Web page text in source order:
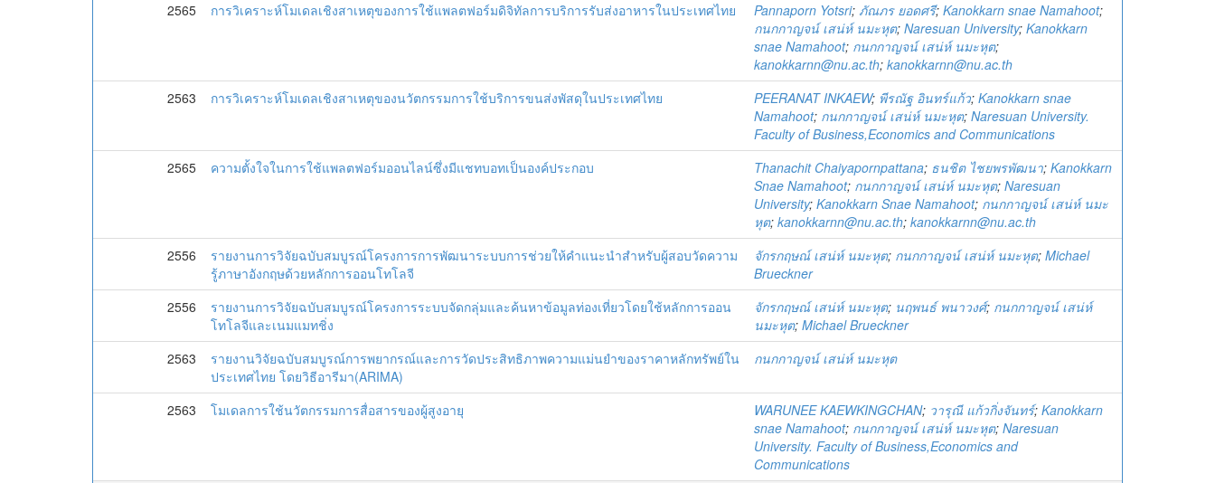
2565
การวิเคราะห์โมเดลเชิงสาเหตุของการใช้แพลตฟอร์มดิจิทัลการบริการรับส่งอาหารในประเทศไทย Pannaporn Yotsri; ภัณภร ยอดศรี; Kanokkarn snae Namahoot;
กนกกาญจน์ เสน่ห์ นมะหุต; Naresuan University; Kanokkarn
snae Namahoot; กนกกาญจน์ เสน่ห์ นมะหุต;
kanokkarnn@nu.ac.th; kanokkarnn@nu.ac.th
2563
การวิเคราะห์โมเดลเชิงสาเหตุของนวัตกรรมการใช้บริการขนส่งพัสดุในประเทศไทย PEERANAT INKAEW; พีรณัฐ อินทร์แก้ว; Kanokkarn snae
Namahoot; กนกกาญจน์ เสน่ห์ นมะหุต; Naresuan University.
Faculty of Business,Economics and Communications
2565
ความตั้งใจในการใช้แพลตฟอร์มออนไลน์ซึ่งมีแชทบอทเป็นองค์ประกอบ Thanachit Chaiyapornpattana; ธนชิต ไชยพรพัฒนา; Kanokkarn
Snae Namahoot; กนกกาญจน์ เสน่ห์ นมะหุต; Naresuan
University; Kanokkarn Snae Namahoot; กนกกาญจน์ เสน่ห์ นมะ
หุต; kanokkarnn@nu.ac.th; kanokkarnn@nu.ac.th
2556
รายงานการวิจัยฉบับสมบูรณ์โครงการการพัฒนาระบบการช่วยให้คำแนะนำสำหรับผู้สอบวัดความ
รู้ภาษาอังกฤษด้วยหลักการออนโทโลจี
จักรกฤษณ์ เสน่ห์ นมะหุต; กนกกาญจน์ เสน่ห์ นมะหุต; Michael
Brueckner
2556
รายงานการวิจัยฉบับสมบูรณ์โครงการระบบจัดกลุ่มและค้นหาข้อมูลท่องเที่ยวโดยใช้หลักการออน
โทโลจีและเนมแมทชิ่ง
จักรกฤษณ์ เสน่ห์ นมะหุต; นฤพนธ์ พนาวงศ์; กนกกาญจน์ เสน่ห์
นมะหุต; Michael Brueckner
2563
รายงานวิจัยฉบับสมบูรณ์การพยากรณ์และการวัดประสิทธิภาพความแม่นยำของราคาหลักทรัพย์ใน
ประเทศไทย โดยวิธีอารีมา(ARIMA)
กนกกาญจน์ เสน่ห์ นมะหุต
2563 โมเดลการใช้นวัตกรรมการสื่อสารของผู้สูงอายุ WARUNEE KAEWKINGCHAN; วารุณี แก้วกิ่งจันทร์; Kanokkarn
snae Namahoot; กนกกาญจน์ เสน่ห์ นมะหุต; Naresuan
University. Faculty of Business,Economics and
Communications